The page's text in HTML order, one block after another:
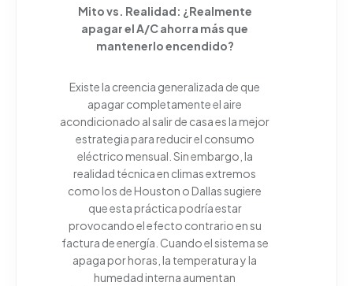
Mito vs. Realidad: ¿ Realmente
apagarelA/Cahorra más que
mantenerloencendido?
Existe la creencia generalizada de que
apagar completamente el aire
acondicionado al salir de casa es la mejor
estrategia para reducir el consumo
eléctrico mensual. Sin embargo, la
realidad técnica en climas extremos
como los de Houston o Dallas sugiere
que esta práctica podría estar
provocando el efecto contrario en su
factura de energía. Cuando el sistema se
apaga por horas, la temperatura y la
humedad interna aumentan